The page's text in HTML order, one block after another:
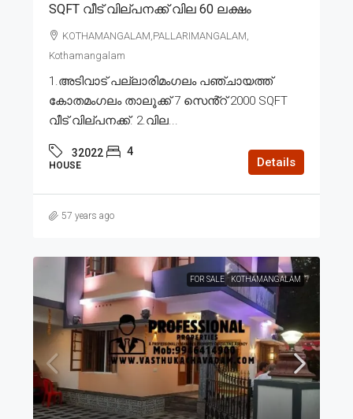
SQFT വീട് വില്പനക്ക് വില 60 ലക്ഷം
KOTHAMANGALAM,PALLARIMANGALAM,
Kothamangalam
1.അടിവാട് പല്ലാരിമംഗലം പഞ്ചായത്ത്
കോതമംഗലം താലൂക്ക് 7 സെൻ്റ് 2000 SQFT
വീട് വില്പനക്ക്. 2.വില...
32022 4
HOUSE Details
57 years ago
FOR SALE KOTHAMANGALAM